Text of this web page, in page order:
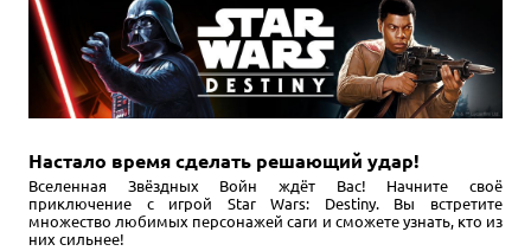
Настало время сделать решающий удар!
Вселенная Звёздных Войн ждёт Вас! Начните своё
приключение с игрой Star Wars: Destiny. Вы встретите
множество любимых персонажей саги и сможете узнать, кто из
них сильнее!